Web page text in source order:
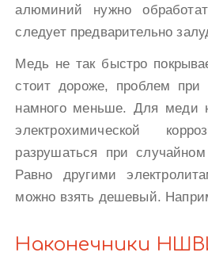
алюминий нужно
следует предварительно
Медь не так быстро
стоит дороже, проблем при
намного меньше. Для меди
электрохимической
разрушаться при
Равно другими
можно взять дешевый.
Наконечники